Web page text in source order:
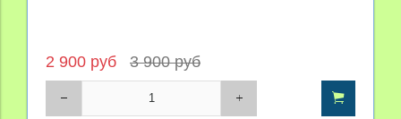
2 900 руб 3 900 руб